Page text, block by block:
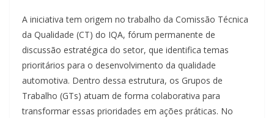
A iniciativa tem origem no trabalho da Comissão Técnica
da Qualidade (CT) do IQA, fórum permanente de
discussão estratégica do setor, que identifica temas
prioritários para o desenvolvimento da qualidade
automotiva. Dentro dessa estrutura, os Grupos de
Trabalho (GTs) atuam de forma colaborativa para
transformar essas prioridades em ações práticas. No